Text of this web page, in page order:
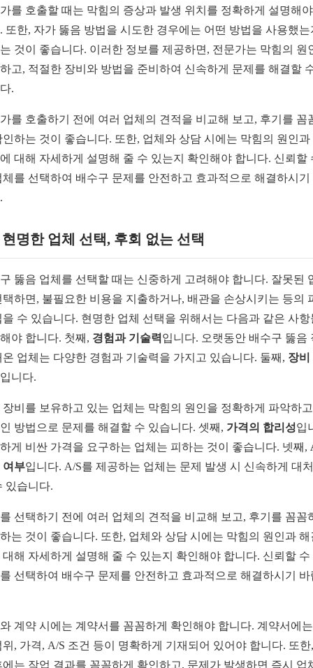
를 호출할 때는 막힘의 증상과 발생 위치를 정확하게 설명해
또한, 자가 뚫음 방법을 시도한 경우에는 어떤 방법을 사용했는
것이 좋습니다. 이러한 정보를 제공하면, 전문가는 막힘의 원
고, 적절한 장비와 방법을 준비하여 신속하게 문제를 해결할
.
를 호출하기 전에 여러 업체의 견적을 비교해 보고, 후기를 꼼
인하는 것이 좋습니다. 또한, 업체와 상담 시에는 막힘의 원인과
대해 자세하게 설명해 줄 수 있는지 확인해야 합니다. 신뢰할
체를 선택하여 배수구 문제를 안전하고 효과적으로 해결하시기
현명한 업체 선택, 후회 없는 선택
뚫음 업체를 선택할 때는 신중하게 고려해야 합니다. 잘못된
택하면, 불필요한 비용을 지출하거나, 배관을 손상시키는 등의
을 수 있습니다. 현명한 업체 선택을 위해서는 다음과 같은 사항
야 합니다. 첫째, 경험과 기술력 입니다. 오랫동안 배수구 뚫음
온 업체는 다양한 경험과 기술력을 가지고 있습니다. 둘째, 장비
입니다.
장비를 보유하고 있는 업체는 막힘의 원인을 정확하게 파악하
방법으로 문제를 해결할 수 있습니다. 셋째, 가격의 합리성입
게 비싼 가격을 요구하는 업체는 피하는 것이 좋습니다. 넷째,
여부입니다. A/S를 제공하는 업체는 문제 발생 시 신속하게 대
있습니다.
선택하기 전에 여러 업체의 견적을 비교해 보고, 후기를 꼼꼼
는 것이 좋습니다. 또한, 업체와 상담 시에는 막힘의 원인과 해
대해 자세하게 설명해 줄 수 있는지 확인해야 합니다. 신뢰할 수
선택하여 배수구 문제를 안전하고 효과적으로 해결하시기 바
계약 시에는 계약서를 꼼꼼하게 확인해야 합니다. 계약서에
위, 가격, A/S 조건 등이 명확하게 기재되어 있어야 합니다. 또한
에는 작업 결과를 꼼꼼하게 확인하고, 문제가 발생하면 즉시 업